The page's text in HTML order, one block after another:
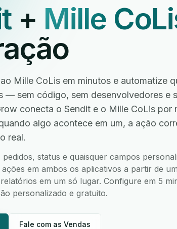
+ Mille
Mille CoLis em minutos e automatize
— sem código, sem desenvolvedores e
conecta o Sendit e o Mille CoLis por
algo acontece em um, a ação
real.
status e quaisquer campos
ações em ambos os aplicativos a partir de
em um só lugar. Configure em 5
personalizado e gratuito.
Fale com as Vendas